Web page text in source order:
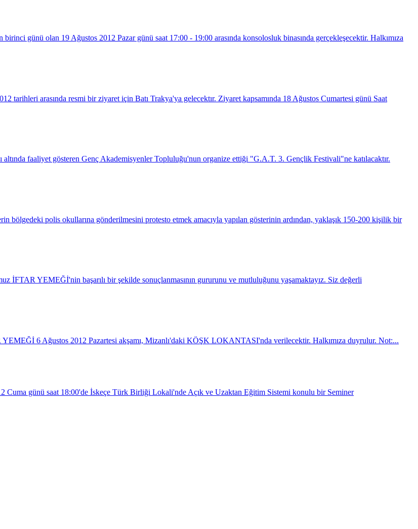
günü olan 19 Ağustos 2012 Pazar günü saat 17:00 - 19:00 arasında konsolosluk binasında gerçekleşecektir. Halkımıza
tarihleri arasında resmi bir ziyaret için Batı Trakya'ya gelecektır. Ziyaret kapsamında 18 Ağustos Cumartesi günü Saat
faaliyet gösteren Genç Akademisyenler Topluluğu'nun organize ettiği "G.A.T. 3. Gençlik Festivali"ne katılacaktır.
bölgedeki polis okullarına gönderilmesini protesto etmek amacıyla yapılan gösterinin ardından, yaklaşık 150-200 kişilik bir
İFTAR YEMEĞİ'nin başarılı bir şekilde sonuçlanmasının gururunu ve mutluluğunu yaşamaktayız. Siz değerli
6 Ağustos 2012 Pazartesi akşamı, Mizanlı'daki KÖŞK LOKANTASI'nda verilecektir. Halkımıza duyrulur. Not:...
günü saat 18:00'de İskeçe Türk Birliği Lokali'nde Açık ve Uzaktan Eğitim Sistemi konulu bir Seminer